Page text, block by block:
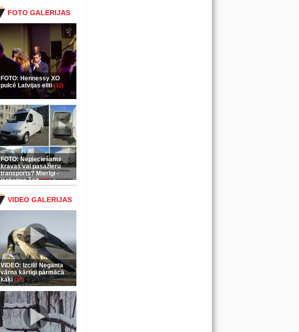
FOTO GALERIJAS
FOTO: Hennessy XO
pulcē Latvijas eliti(32)
FOTO: Nepieciešams
kravas vai pasažieru
transports? Mierīgi -
ieskaties šeit(35)
VIDEO GALERIJAS
VIDEO: Izcili! Neganta
vārna kārtīgi pārmāca
kaķi(37)